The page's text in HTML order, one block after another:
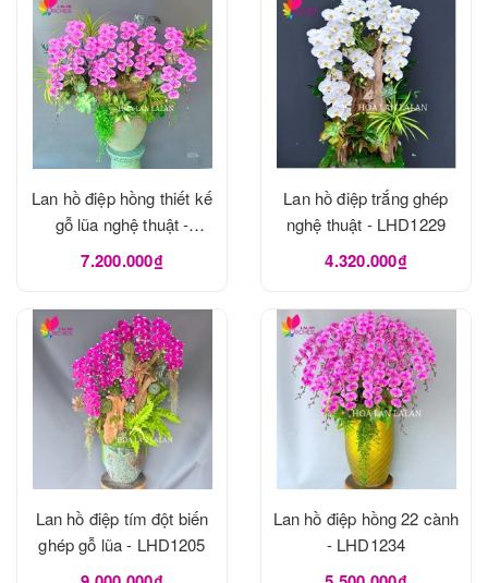
Lan hồ điệp hồng thiết kế
gỗ lũa nghệ thuật -
LHD1273
7.200.000₫
Lan hồ điệp trắng ghép
nghệ thuật - LHD1229
4.320.000₫
Lan hồ điệp tím đột biến
ghép gỗ lũa - LHD1205
Lan hồ điệp hồng 22 cành
- LHD1234